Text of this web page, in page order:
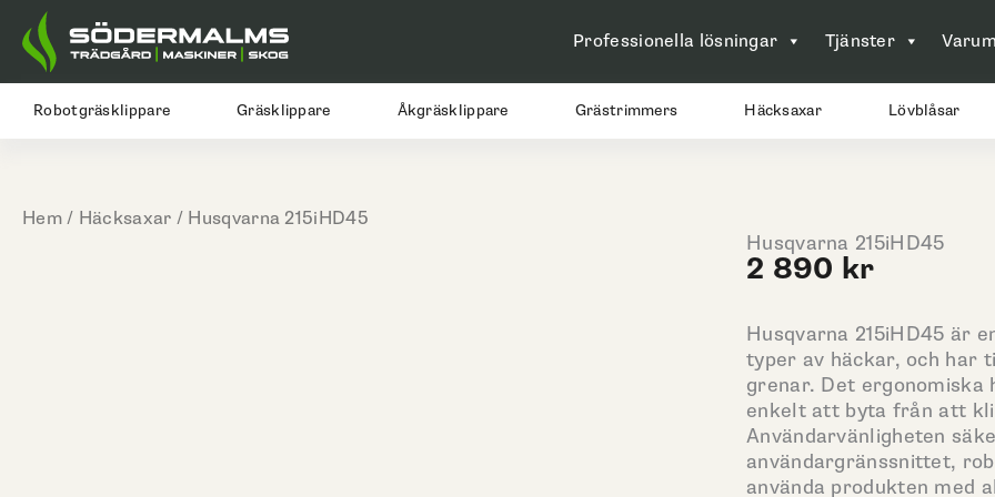
Hoppa
till
innehåll
Professionella lösningar Tjänster
Robotgräsklippare Gräsklippare Åkgräsklippare Grästrimmers Häcksaxar Lövblåsar
Hem/ Häcksaxar / Husqvarna 215iHD45
Husqvarna 215iHD45
2 890 kr
Husqvarna 215iHD45 är
typer av häckar, och
grenar. Det ergonomiska
enkelt att byta från att
Användarvänligheten
användargränssnittet,
använda produkten med